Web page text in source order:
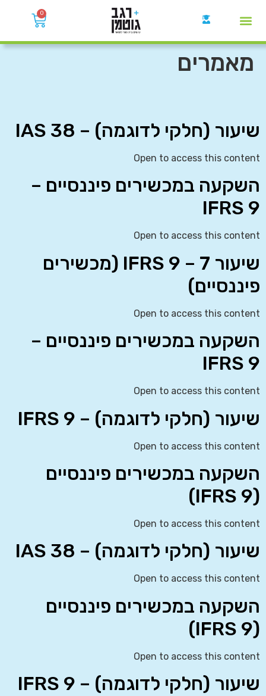
0
מאמרים
שיעור (חלקי לדוגמה) – IAS 38
Open to access this content
השקעה במכשירים פיננסיים –
IFRS 9
Open to access this content
שיעור 7 – IFRS 9 (מכשירים
פיננסיים)
Open to access this content
השקעה במכשירים פיננסיים –
IFRS 9
Open to access this content
שיעור (חלקי לדוגמה) – IFRS 9
Open to access this content
השקעה במכשירים פיננסיים
(IFRS 9)
Open to access this content
שיעור (חלקי לדוגמה) – IAS 38
Open to access this content
השקעה במכשירים פיננסיים
(IFRS 9)
Open to access this content
שיעור (חלקי לדוגמה) – IFRS 9